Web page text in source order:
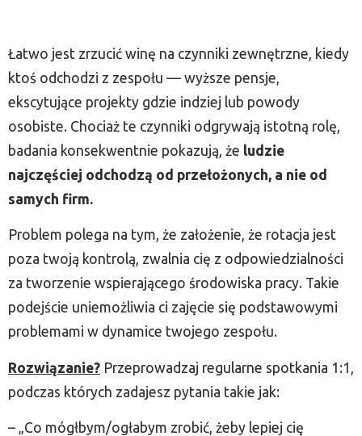
Łatwo jest zrzucić winę na czynniki zewnętrzne, kiedy
ktoś odchodzi z zespołu — wyższe pensje,
ekscytujące projekty gdzie indziej lub powody
osobiste. Chociaż te czynniki odgrywają istotną rolę,
badania konsekwentnie pokazują, że ludzie
najczęściej odchodzą od przełożonych, a nie od
samych firm.
Problem polega na tym, że założenie, że rotacja jest
poza twoją kontrolą, zwalnia cię z odpowiedzialności
za tworzenie wspierającego środowiska pracy. Takie
podejście uniemożliwia ci zajęcie się podstawowymi
problemami w dynamice twojego zespołu.
Rozwiązanie? Przeprowadzaj regularne spotkania 1:1,
podczas których zadajesz pytania takie jak:
– „Co mógłbym/ogłabym zrobić, żeby lepiej cię